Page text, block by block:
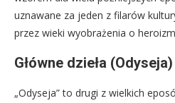
uznawane za jeden z filarów
przez wieki wyobrażenia o
Główne dzieła (Odyseja)
„Odyseja” to drugi z wielkich